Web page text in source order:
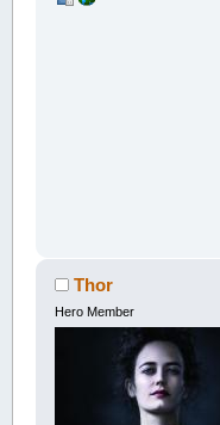
Thor
Hero Member